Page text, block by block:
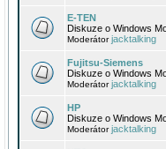
E-TEN
Diskuze o Windows
Moderátorjacktalking
Fujitsu-Siemens
Diskuze o Windows
Moderátorjacktalking
HP
Diskuze o Windows
Moderátorjacktalking